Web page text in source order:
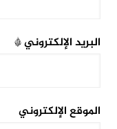
البريد الإلكتروني*
الموقع الإلكتروني